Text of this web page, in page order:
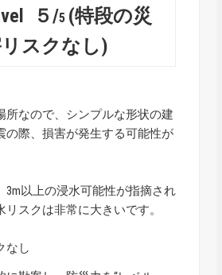
５/5 (特段の災
スクなし)
所なので、シンプルな形状の建
の際、損害が発生する可能性が
3m以上の浸水可能性が指摘され
スクは非常に大きいです。
なし